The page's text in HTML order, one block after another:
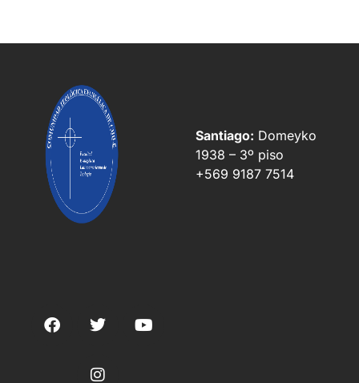
Santiago: Domeyko
1938 – 3º piso
+569 9187 7514